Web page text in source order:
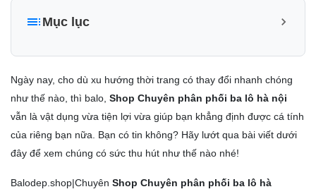
Mục lục
Mẫu balo “chất lượng”
Mẫu balo chuyên dụng
Mẫu balo nổi bật
Mẫu balo kiểu dáng sang trọng
DANH MỤC SẢN PHẨM
+ Mua lẻ hoặc làm Nhà phân phối/Đại lý bán hàng nhãn
Ngày nay, cho dù xu hướng thời trang có thay đổi nhanh chóng
như thế nào, thì balo, Shop Chuyên phân phối ba lô hà nội
vẫn là vật dụng vừa tiện lợi vừa giúp bạn khẳng định được cá tính
của riêng bạn nữa. Bạn có tin không? Hãy lướt qua bài viết dưới
đây để xem chúng có sức thu hút như thế nào nhé!
Balodep.shop|Chuyên Shop Chuyên phân phối ba lô hà